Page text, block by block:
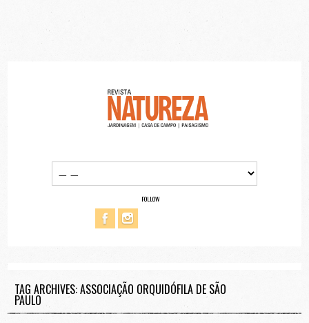
FOLLOW
TAG ARCHIVES: ASSOCIAÇÃO ORQUIDÓFILA DE SÃO
PAULO